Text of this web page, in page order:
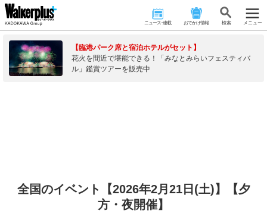
ニュース･連載 おでかけ情報 検 索 メニュー
【臨港パーク席と宿泊ホテルがセット】
花火を間近で堪能できる！「みなとみらいフェスティバ
ル」鑑賞ツアーを販売中
全国のイベント【2026年2月21日(土)】【夕
方・夜開催】